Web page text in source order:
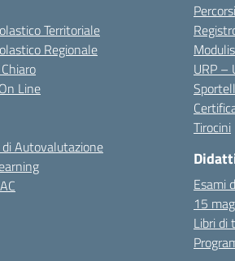
Territoriale
Regionale
Line
Autovalutazione
URP –
Tirocini
Esami
15
Libri di